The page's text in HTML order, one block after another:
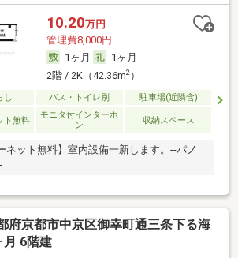
10.20万円
管理費8,000円
1ヶ月
1ヶ月
2階 / 2K（42.36m2）
し バス・トイレ別 駐車場(近隣含)
ト無料
モニタ付インターホ
ン
収納スペース
ネット無料】室内設備一新します。--パノ
府京都市中京区御幸町通三条下る海
月 6階建